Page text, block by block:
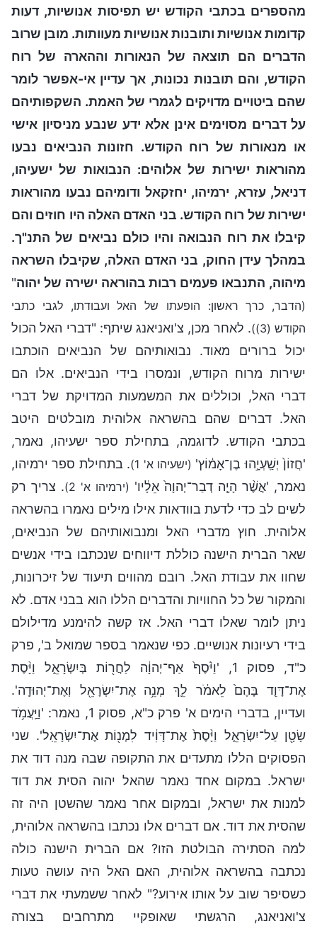
מהספרים בכתבי הקודש יש תפיסות אנושיות, דעות
קדומות אנושיות ותובנות אנושיות מעוותות. מובן שרוב
הדברים הם תוצאה של הנאורות וההארה של רוח
הקודש, והם תובנות נכונות, אך עדיין אי-אפשר לומר
שהם ביטויים מדויקים לגמרי של האמת. השקפותיהם
על דברים מסוימים אינן אלא ידע שנבע מניסיון אישי
או מנאורות של רוח הקודש. חזונות הנביאים נבעו
מהוראות ישירות של אלוהים: הנבואות של ישעיהו,
דניאל, עזרא, ירמיהו, יחזקאל ודומיהם נבעו מהוראות
ישירות של רוח הקודש. בני האדם האלה היו חוזים והם
קיבלו את רוח הנבואה והיו כולם נביאים של התנ"ך.
במהלך עידן החוק, בני האדם האלה, שקיבלו השראה
מיהוה, התנבאו פעמים רבות בהוראה ישירה של יהוה"
(הדבר, כרך ראשון: הופעתו של האל ועבודתו, לגבי כתבי
הקודש (3))
. לאחר מכן, צ'ואניאנג שיתף: "דברי האל הכול
יכול ברורים מאוד. נבואותיהם של הנביאים הוכתבו
ישירות מרוח הקודש, ונמסרו בידי הנביאים. אלו הם
דברי האל, וכוללים את המשמעות המדויקת של דברי
האל. דברים שהם בהשראה אלוהית מובלטים היטב
בכתבי הקודש. לדוגמה, בתחילת ספר ישעיהו, נאמר,
'חֲזוֹן֙ יְשַֽׁעְיָ֣הוּ בֶן־אָמ֔וֹץ' (ישעיהו א' 1)
. בתחילת ספר ירמיהו,
נאמר, 'אֲשֶׁ֨ר הָיָ֤ה דְבַר־יְהוָה֙ אֵלָ֔יו' (ירמיהו א' 2)
. צריך רק
לשים לב כדי לדעת בוודאות אילו מילים נאמרו בהשראה
אלוהית. חוץ מדברי האל ומנבואותיהם של הנביאים,
שאר הברית הישנה כוללת דיווחים שנכתבו בידי אנשים
שחוו את עבודת האל. רובם מהווים תיעוד של זיכרונות,
והמקור של כל החוויות והדברים הללו הוא בבני אדם. לא
ניתן לומר שאלו דברי האל. אז קשה להימנע מדילולם
בידי רעיונות אנושיים. כפי שנאמר בספר שמואל ב', פרק
כ"ד, פסוק 1, 'וַיֹּ֨סֶף֙ אַף־יְהוָ֔ה לַחֲר֖וֹת בְּיִשְׂרָאֵ֑ל וַיָּ֨סֶת
אֶת־דָּוִ֤ד בָּהֶם֙ לֵאמֹ֔ר לֵ֛ךְ מְנֵ֥ה אֶת־יִשְׂרָאֵ֖ל וְאֶת־יְהוּדָֽה'.
ועדיין, בדברי הימים א' פרק כ"א, פסוק 1, נאמר: 'וַיַּֽעֲמֹ֥ד
שָׂטָ֖ן עַל־יִשְׂרָאֵ֑ל וַיָּ֨סֶת֙ אֶת־דָּוִ֔יד לִמְנ֖וֹת אֶת־יִשְׂרָאֵֽל'. שני
הפסוקים הללו מתעדים את התקופה שבה מנה דוד את
ישראל. במקום אחד נאמר שהאל יהוה הסית את דוד
למנות את ישראל, ובמקום אחר נאמר שהשטן היה זה
שהסית את דוד. אם דברים אלו נכתבו בהשראה אלוהית,
למה הסתירה הבולטת הזו? אם הברית הישנה כולה
נכתבה בהשראה אלוהית, האם האל היה עושה טעות
כשסיפר שוב על אותו אירוע?" לאחר ששמעתי את דברי
צ'ואניאנג, הרגשתי שאופקיי מתרחבים בצורה